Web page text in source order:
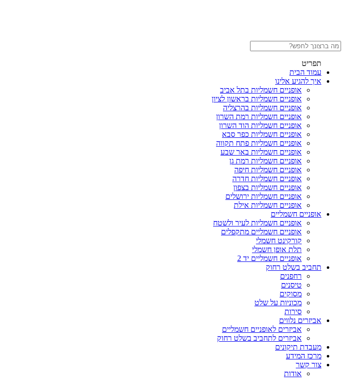
תפריט
עמוד הבית
איך להגיע אלינו
אופניים חשמליות בתל אביב
אופניים חשמליות בראשון לציון
אופניים חשמליות בהרצליה
אופניים חשמליות רמת השרון
אופניים חשמליות הוד השרון
אופניים חשמליות כפר סבא
אופניים חשמליות פתח תקווה
אופניים חשמליות באר שבע
אופניים חשמליות רמת גן
אופניים חשמליות חיפה
אופניים חשמליות חדרה
אופניים חשמליות בצפון
אופניים חשמליות ירושלים
אופניים חשמליות אילת
אופניים חשמליים
אופניים חשמליות לעיר ולשטח
אופניים חשמליים מתקפלים
קורקינט חשמלי
תלת אופן חשמלי
אופניים חשמליים יד 2
תחביב בשלט רחוק
רחפנים
טיסנים
מסוקים
מכוניות על שלט
סירות
אביזרים נלווים
אביזרים לאופניים חשמליים
אביזרים לתחביב בשלט רחוק
מעבדת תיקונים
מרכז המידע
צור קשר
אודות